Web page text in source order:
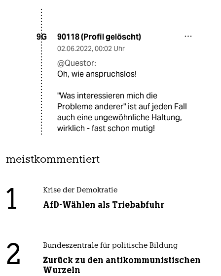
9G 90118 (Profil gelöscht)
02.06.2022, 00:02 Uhr
@Questor:
Oh, wie anspruchslos!
"Was interessieren mich die
Probleme anderer" ist auf jeden Fall
auch eine ungewöhnliche Haltung,
wirklich - fast schon mutig!
meistkommentiert
1 Krise der Demokratie
AfD-Wählen als Triebabfuhr
2 Bundeszentrale für politische Bildung
Zurück zu den antikommunistischen
Wurzeln